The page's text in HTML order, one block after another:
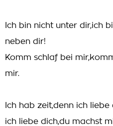
Ich bin nicht unter dir,ich
neben dir!
Komm schlaf bei
mir.
Ich hab zeit,denn ich
ich liebe dich,du machst